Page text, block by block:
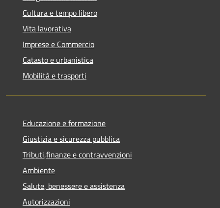
Cultura e tempo libero
Vita lavorativa
Imprese e Commercio
Catasto e urbanistica
Mobilità e trasporti
Educazione e formazione
Giustizia e sicurezza pubblica
Tributi,finanze e contravvenzioni
Ambiente
Salute, benessere e assistenza
Autorizzazioni